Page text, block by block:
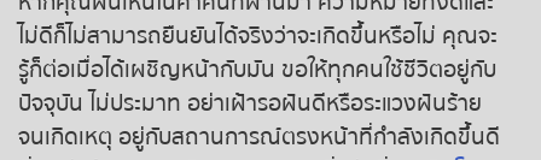
ไม่ดีก็ไม่สามารถยืนยันได้จริงว่าจะเกิดขึ้นหรือไม่ คุณจะ
รู้ก็ต่อเมื่อได้เผชิญหน้ากับมัน ขอให้ทุกคนใช้ชีวิตอยู่กับ
ปัจจุบัน ไม่ประมาท อย่าเฝ้ารอฝันดีหรือระแวงฝันร้าย
จนเกิดเหตุ อยู่กับสถานการณ์ตรงหน้าที่กำลังเกิดขึ้นดี